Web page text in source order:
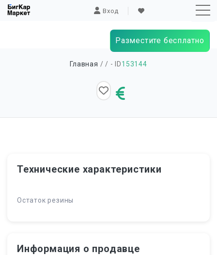
Вход
Разместите бесплатно
Главная / / - ID153144
Технические характеристики
Остаток резины
Информация о продавце